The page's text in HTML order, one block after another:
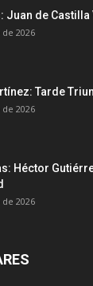
Juan de Castilla
2026
Tarde
2026
Héctor
2026